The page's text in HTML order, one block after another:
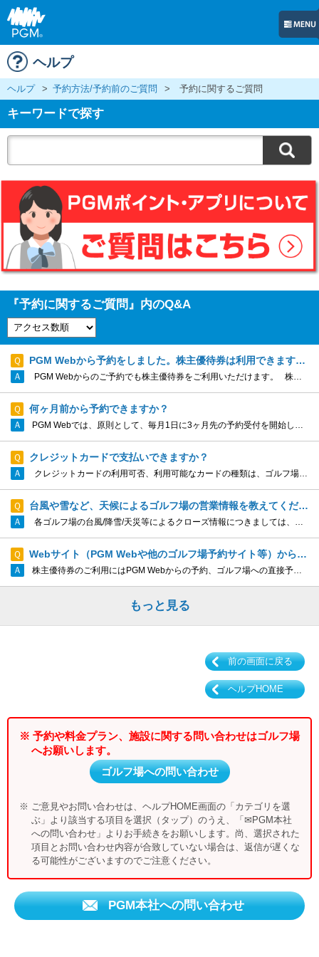
ヘルプ
ヘルプ > 予約方法/予約前のご質問 > 予約に関するご質問
キーワードで探す
『予約に関するご質問』内のQ&A
PGM Webから予約をしました。株主優待券は利用できますか。
PGM Webからのご予約でも株主優待券をご利用いただけます。 株主優待券をご利用いただく場合には、プレー当日、チェックイン時にフロントへご提出ください。
何ヶ月前から予約できますか？
PGM Webでは、原則として、毎月1日に3ヶ月先の予約受付を開始します。（例：4月1日～4月30日プレーは、1月1日から予約受付を開始します。） なお、ゴルフ場によって予約受付の開始日が異なることがございますので、特定ゴルフ場の予約...
クレジットカードで支払いできますか？
クレジットカードの利用可否、利用可能なカードの種類は、ゴルフ場によって異なります。 ご予約を希望されるゴルフ場に直接お問い合わせください。 各ゴルフ場の連絡先はこちら
台風や雪など、天候によるゴルフ場の営業情報を教えてください。
各ゴルフ場の台風/降雪/天災等によるクローズ情報につきましては、常に変化する情報のため、詳しくはゴルフ場に直接ご確認ください。 ゴルフ場の電話番号一覧はこちら
Webサイト（PGM Webや他のゴルフ場予約サイト等）からの予約でも...
株主優待券のご利用にはPGM Webからの予約、ゴルフ場への直接予約が必要となります。他のゴルフ場予約サイト等からの予約では株主優待券をご利用いただけませんのでご注意ください。 株主優待券は、プレー当日のチェックイン時に、フロント...
もっと見る
前の画面に戻る
ヘルプHOME
※ 予約や料金プラン、施設に関する問い合わせはゴルフ場
へお願いします。
ゴルフ場への問い合わせ
※ ご意見やお問い合わせは、ヘルプHOME画面の「カテゴリを選
ぶ」より該当する項目を選択（タップ）のうえ、「✉PGM本社
への問い合わせ」よりお手続きをお願いします。尚、選択された
項目とお問い合わせ内容が合致していない場合は、返信が遅くな
る可能性がございますのでご注意ください。
PGM本社への問い合わせ